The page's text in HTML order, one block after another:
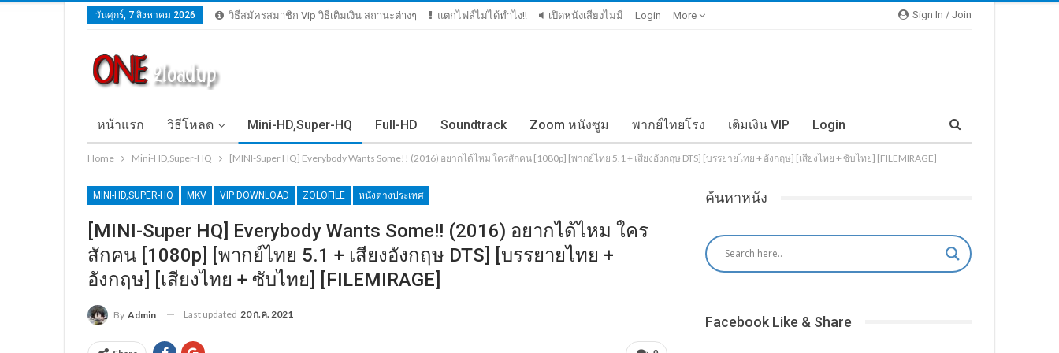
Sign In / Join
วันศุกร์, 7 สิงหาคม 2026 วิธีสมัครสมาชิก Vip วิธีเติมเงิน สถานะต่างๆ แตกไฟล์ไม่ได้ทำไง!! เปิดหนังเสียงไม่มี Login More
หน้าแรก วิธีโหลด Mini-HD,Super-HQ Full-HD Soundtrack Zoom หนังซูม พากย์ไทยโรง เติมเงิน VIP Login
Home Mini-HD,Super-HQ [MINI-Super HQ] Everybody Wants Some!! (2016) อยากได้ไหม ใครสักคน [1080p] [พากย์ไทย 5.1 + เสียงอังกฤษ DTS] [บรรยายไทย + อังกฤษ] [เสียงไทย + ซับไทย] [FILEMIRAGE]
MINI-HD,SUPER-HQ MKV VIP DOWNLOAD ZOLOFILE หนังต่างประเทศ
[MINI-Super HQ] Everybody Wants Some!! (2016) อยากได้ไหม ใคร
สักคน [1080p] [พากย์ไทย 5.1 + เสียงอังกฤษ DTS] [บรรยายไทย +
อังกฤษ] [เสียงไทย + ซับไทย] [FILEMIRAGE]
By Admin Last updated 20 ก.ค. 2021
ค้นหาหนัง
Facebook Like & Share